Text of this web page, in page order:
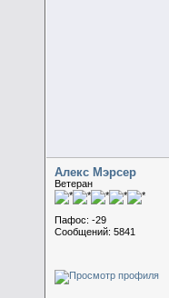
Алекс Мэрсер
Ветеран
Пафос: -29
Сообщений: 5841